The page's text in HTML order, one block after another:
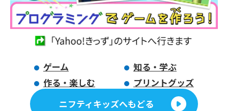
ゲーム
知る・学ぶ
作る・楽しむ
プリントグッズ
ニフティキッズへもどる